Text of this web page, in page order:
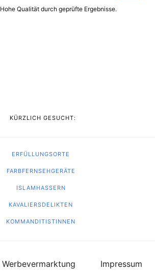
Hohe Qualität durch geprüfte Ergebnisse.
KÜRZLICH GESUCHT:
ERFÜLLUNGSORTE
FARBFERNSEHGERÄTE
ISLAMHASSERN
KAVALIERSDELIKTEN
KOMMANDITISTINNEN
Werbevermarktung Impressum